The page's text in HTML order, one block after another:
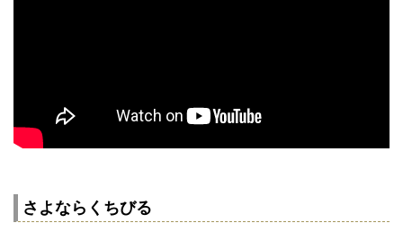
さよならくちびる